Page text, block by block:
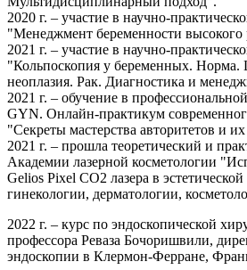
2020 г. – участие в научно-
"Менеджмент беременности высокого
2021 г. – участие в научно-
"Кольпоскопия у беременных. Норма.
неоплазия. Рак. Диагностика и
2021 г. – обучение в
GYN. Онлайн-практикум
"Секреты мастерства авторитетов и
2021 г. – прошла теоретический и
Академии лазерной косметологии
Gelios Pixel CO2 лазера в
гинекологии, дерматологии,
2022 г. – курс по эндоскопической
профессора Реваза Бочоришвили,
эндоскопии в Клермон-Ферране,